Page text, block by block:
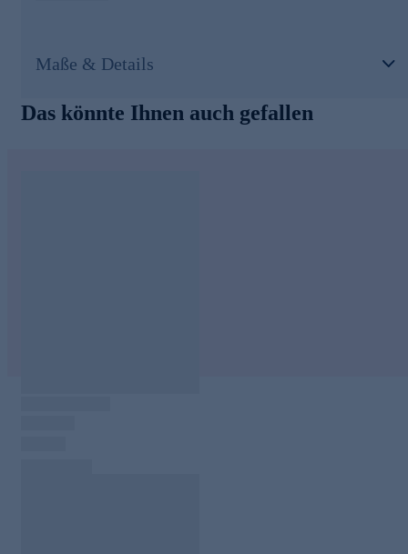
weder welkt noch besondere Pflege benötigt.
Maße & Details
Das könnte Ihnen auch gefallen